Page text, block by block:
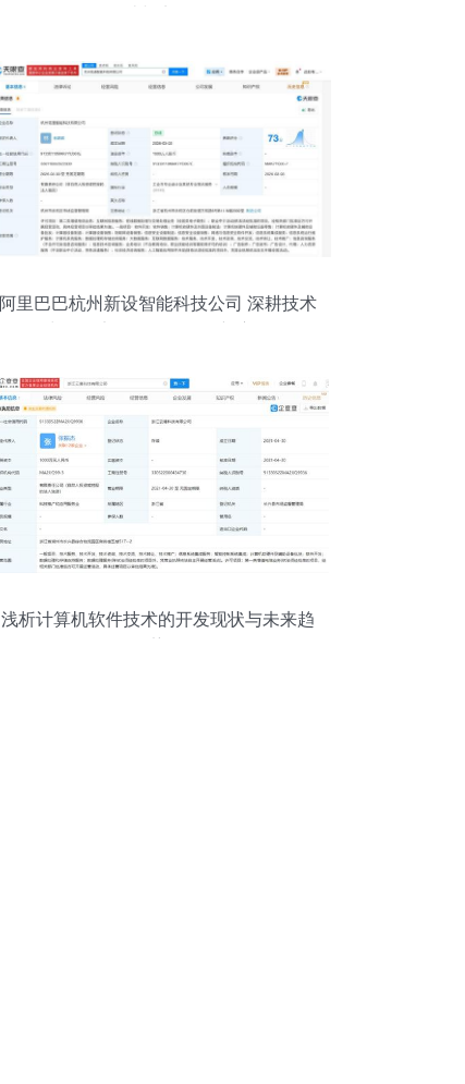
阿里巴巴杭州新设智能科技公司 深耕技术
浅析计算机软件技术的开发现状与未来趋